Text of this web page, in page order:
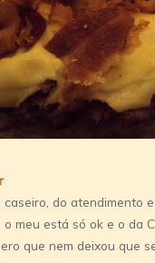
do atendimento e
meu está só ok e o da
que nem deixou que